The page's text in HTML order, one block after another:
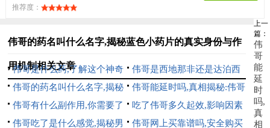
推荐度：
伟哥的药名叫什么名字,揭秘蓝色小药片的真实身份与作
用机制相关文章
伟哥是什么药,了解这个神奇
药物的真相与作用
伟哥是西地那非还是达泊西
汀,一文读懂两种男性助勃药
物的区别与选择
伟哥的药名叫什么名字,揭秘
蓝色小药片的真实身份与作用
机制
伟哥能延时吗,真相揭秘:伟哥
对早泄的实际效果分析
伟哥有什么副作用,你需要了
解的常见不良反应与安全使用
吃了伟哥多久起效,影响因素
与最佳服用时间解析
伟哥吃了是什么感觉,揭秘男
伟哥网上买靠谱吗,安全购买
上一
篇：
伟
哥
能
延
时
吗,
真
相